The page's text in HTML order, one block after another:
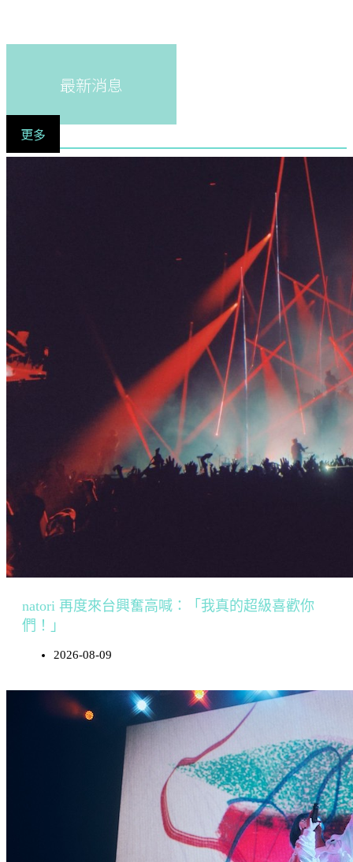
最新消息
更多
natori 再度來台興奮高喊：「我真的超級喜歡你
們！」
2026-08-09